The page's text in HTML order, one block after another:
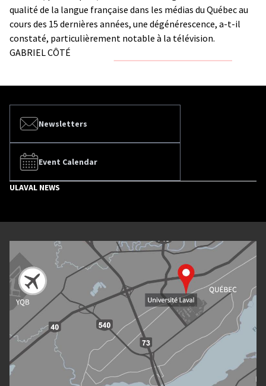
qualité de la langue française dans les médias du Québec au
cours des 15 dernières années, une dégénérescence, a-t-il
constaté, particulièrement notable à la télévision.
GABRIEL CÔTÉ
Newsletters
Event Calendar
ULAVAL NEWS